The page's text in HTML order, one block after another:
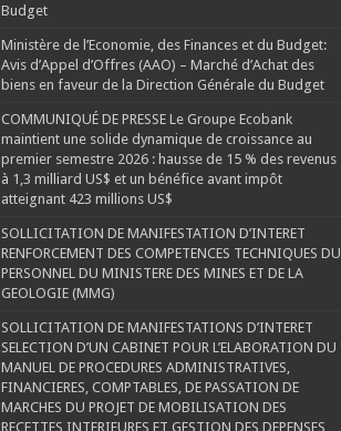
Budget
Ministère de l’Economie, des Finances et du Budget:
Avis d’Appel d’Offres (AAO) – Marché d’Achat des
biens en faveur de la Direction Générale du Budget
COMMUNIQUÉ DE PRESSE Le Groupe Ecobank
maintient une solide dynamique de croissance au
premier semestre 2026 : hausse de 15 % des revenus
à 1,3 milliard US$ et un bénéfice avant impôt
atteignant 423 millions US$
SOLLICITATION DE MANIFESTATION D’INTERET
RENFORCEMENT DES COMPETENCES TECHNIQUES DU
PERSONNEL DU MINISTERE DES MINES ET DE LA
GEOLOGIE (MMG)
SOLLICITATION DE MANIFESTATIONS D’INTERET
SELECTION D’UN CABINET POUR L’ELABORATION DU
MANUEL DE PROCEDURES ADMINISTRATIVES,
FINANCIERES, COMPTABLES, DE PASSATION DE
MARCHES DU PROJET DE MOBILISATION DES
RECETTES INTERIEURES ET GESTION DES DEPENSES